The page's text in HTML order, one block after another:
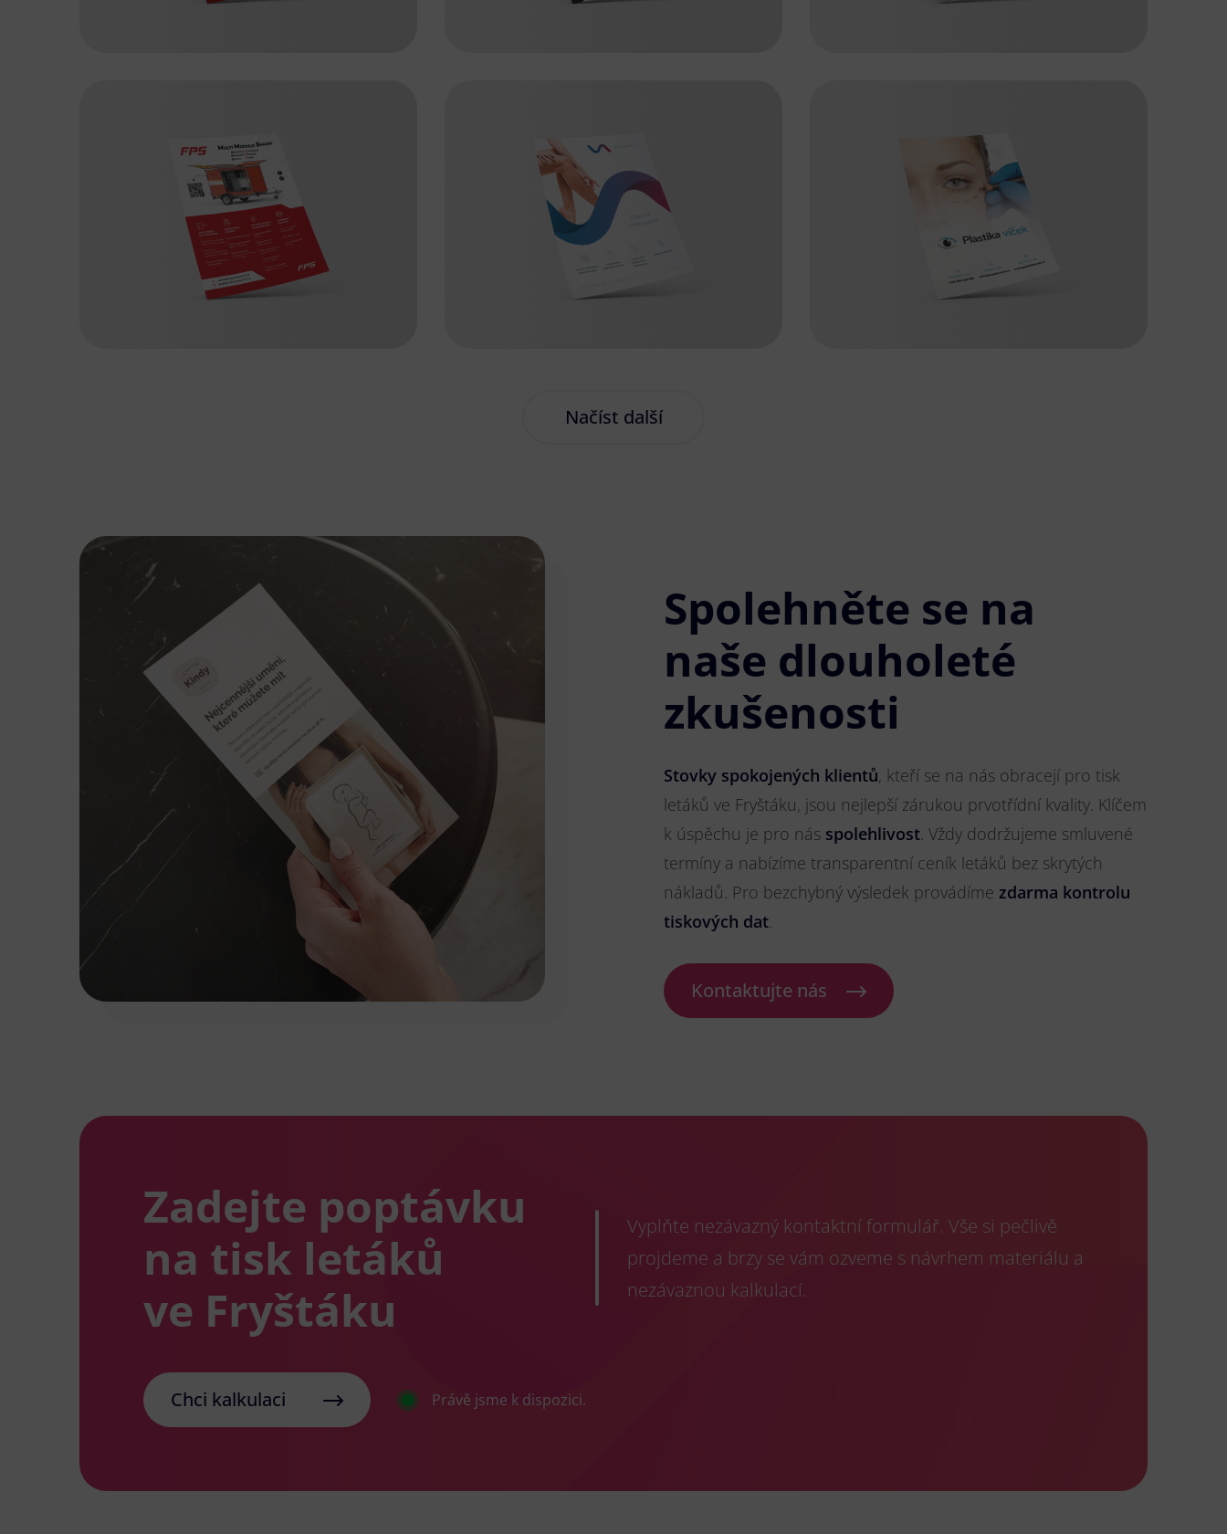
Načíst další
Spolehněte se na
naše dlouholeté
zkušenosti
Stovky spokojených klientů, kteří se na nás obracejí pro tisk
letáků ve Fryštáku, jsou nejlepší zárukou prvotřídní kvality. Klíčem
k úspěchu je pro nás spolehlivost. Vždy dodržujeme smluvené
termíny a nabízíme transparentní ceník letáků bez skrytých
nákladů. Pro bezchybný výsledek provádíme zdarma kontrolu
tiskových dat.
Kontaktujte nás
Zadejte poptávku
na tisk letáků
ve Fryštáku
Vyplňte nezávazný kontaktní formulář. Vše si pečlivě
projdeme a brzy se vám ozveme s návrhem materiálu a
nezávaznou kalkulací.
Chci kalkulaci Právě jsme k dispozici.